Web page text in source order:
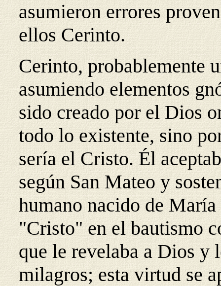
asumieron errores
ellos Cerinto.
Cerinto, probablemente
asumiendo elementos
sido creado por el Dios
todo lo existente, sino
sería el Cristo. Él
según San Mateo y
humano nacido de
"Cristo" en el bautismo
que le revelaba a Dios y
milagros; esta virtud se